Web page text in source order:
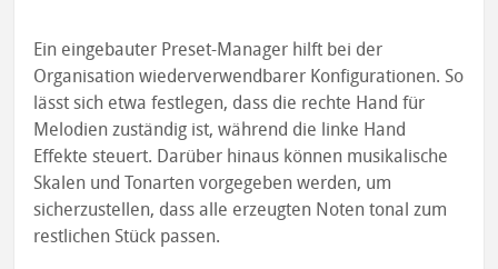
Ein eingebauter Preset-Manager hilft bei der
Organisation wiederverwendbarer Konfigurationen. So
lässt sich etwa festlegen, dass die rechte Hand für
Melodien zuständig ist, während die linke Hand
Effekte steuert. Darüber hinaus können musikalische
Skalen und Tonarten vorgegeben werden, um
sicherzustellen, dass alle erzeugten Noten tonal zum
restlichen Stück passen.